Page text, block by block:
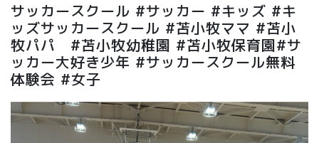
サッカースクール #サッカー #キッズ #キ
ッズサッカースクール #苫小牧ママ #苫小
牧パパ #苫小牧幼稚園 #苫小牧保育園#サ
ッカー大好き少年 #サッカースクール無料
体験会 #女子